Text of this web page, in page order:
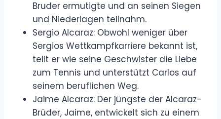
Bruder ermutigte und an seinen Siegen
und Niederlagen teilnahm.
Sergio Alcaraz: Obwohl weniger über
Sergios Wettkampfkarriere bekannt ist,
teilt er wie seine Geschwister die Liebe
zum Tennis und unterstützt Carlos auf
seinem beruflichen Weg.
Jaime Alcaraz: Der jüngste der Alcaraz-
Brüder, Jaime, entwickelt sich zu einem